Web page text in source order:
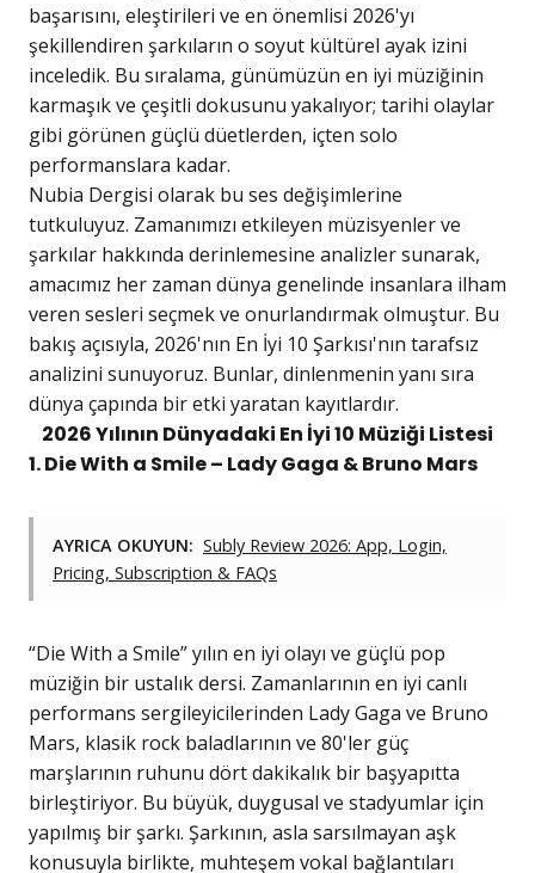
başarısını, eleştirileri ve en önemlisi 2026'yı
şekillendiren şarkıların o soyut kültürel ayak izini
inceledik. Bu sıralama, günümüzün en iyi müziğinin
karmaşık ve çeşitli dokusunu yakalıyor; tarihi olaylar
gibi görünen güçlü düetlerden, içten solo
performanslara kadar.
Nubia Dergisi olarak bu ses değişimlerine
tutkuluyuz. Zamanımızı etkileyen müzisyenler ve
şarkılar hakkında derinlemesine analizler sunarak,
amacımız her zaman dünya genelinde insanlara ilham
veren sesleri seçmek ve onurlandırmak olmuştur. Bu
bakış açısıyla, 2026'nın En İyi 10 Şarkısı'nın tarafsız
analizini sunuyoruz. Bunlar, dinlenmenin yanı sıra
dünya çapında bir etki yaratan kayıtlardır.
2026 Yılının Dünyadaki En İyi 10 Müziği Listesi
1. Die With a Smile – Lady Gaga & Bruno Mars
AYRICA OKUYUN: Subly Review 2026: App, Login,
Pricing, Subscription & FAQs
“Die With a Smile” yılın en iyi olayı ve güçlü pop
müziğin bir ustalık dersi. Zamanlarının en iyi canlı
performans sergileyicilerinden Lady Gaga ve Bruno
Mars, klasik rock baladlarının ve 80'ler güç
marşlarının ruhunu dört dakikalık bir başyapıtta
birleştiriyor. Bu büyük, duygusal ve stadyumlar için
yapılmış bir şarkı. Şarkının, asla sarsılmayan aşk
konusuyla birlikte, muhteşem vokal bağlantıları